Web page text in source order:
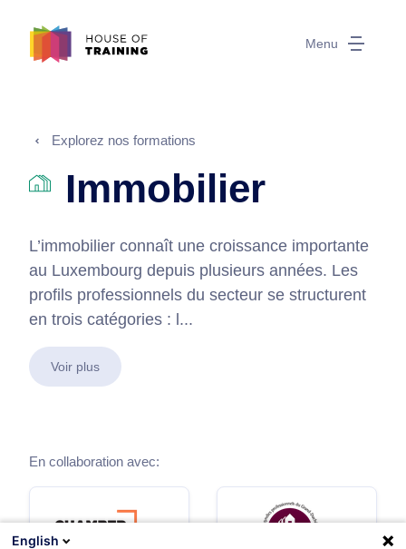
Menu
Explorez nos formations
Immobilier
L’immobilier connaît une croissance importante
au Luxembourg depuis plusieurs années. Les
profils professionnels du secteur se structurent
en trois catégories : l...
Voir plus
En collaboration avec:
English